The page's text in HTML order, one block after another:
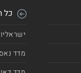
כל
מדד